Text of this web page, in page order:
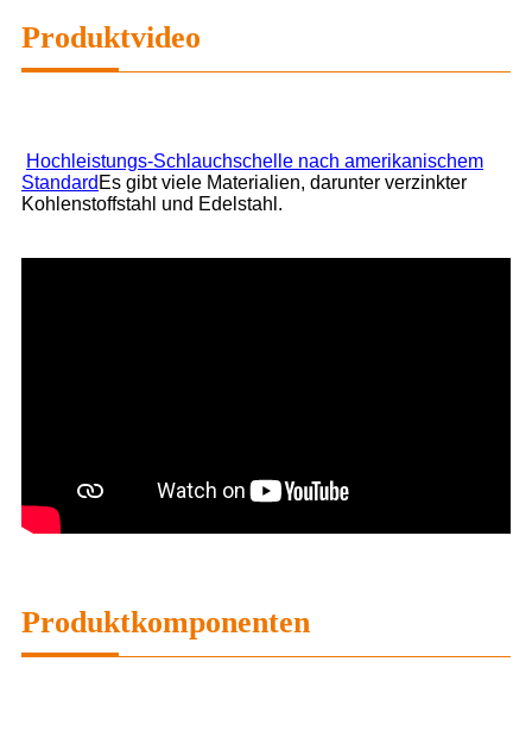
Produktvideo
Hochleistungs-Schlauchschelle nach amerikanischem
Standard Es gibt viele Materialien, darunter verzinkter
Kohlenstoffstahl und Edelstahl.
Produktkomponenten